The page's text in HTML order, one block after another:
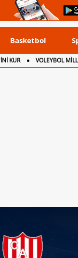
Basketbol
KUR VOLEYBOL